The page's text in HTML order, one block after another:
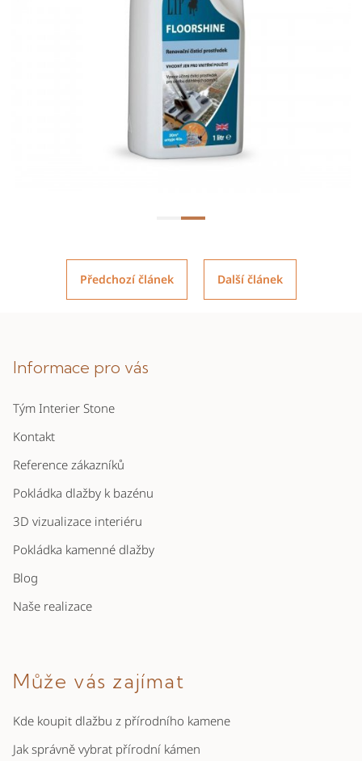
Předchozí článek Další článek
Informace pro vás
Tým Interier Stone
Kontakt
Reference zákazníků
Pokládka dlažby k bazénu
3D vizualizace interiéru
Pokládka kamenné dlažby
Blog
Naše realizace
Může vás zajímat
Kde koupit dlažbu z přírodního kamene
Jak správně vybrat přírodní kámen